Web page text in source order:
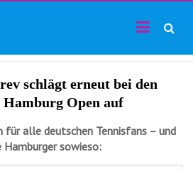
schlägt erneut bei den
Open auf
für alle deutschen Tennisfans – und
sowieso: